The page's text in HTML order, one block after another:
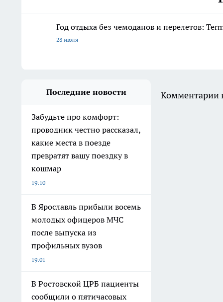
Год отдыха без чемоданов и перелетов:
28 июля
Последние новости
Забудьте про комфорт:
проводник честно рассказал,
какие места в поезде
превратят вашу поездку в
кошмар
19:10
В Ярославль прибыли восемь
молодых офицеров МЧС
после выпуска из
профильных вузов
19:01
В Ростовской ЦРБ пациенты
сообщили о пятичасовых
Комментарии